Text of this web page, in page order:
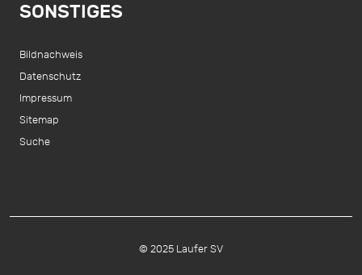
SONSTIGES
Bildnachweis
Datenschutz
Impressum
Sitemap
Suche
© 2025 Laufer SV